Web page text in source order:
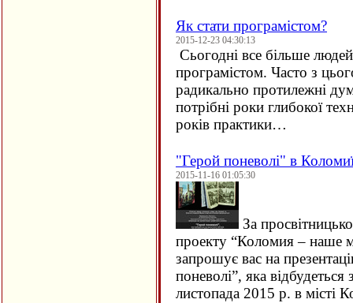
Як стати програмістом?
2015-12-23 04:30:13
Сьогодні все більше
програмістом. Часто з
радикально протилежні
потрібні роки глибокої
років практики…
"Герой поневолі" в
2015-11-16 01:05:30
За
проекту “Коломия – наше
запрошує вас на
поневолі”, яка відбудеться
листопада 2015 р. в місті